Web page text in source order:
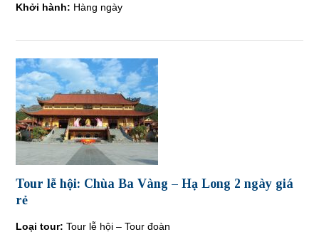
Khởi hành: Hàng ngày
Tour lễ hội: Chùa Ba Vàng – Hạ Long 2 ngày giá
rẻ
Loại tour:Tour lễ hội – Tour đoàn